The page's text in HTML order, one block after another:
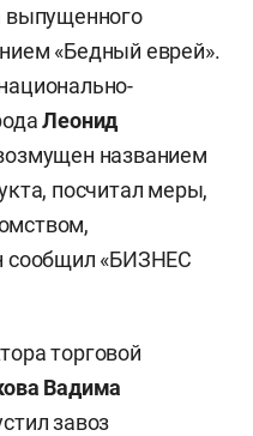
выпущенного
«Бедный еврей».
Леонид
названием
посчитал меры,
сообщил «БИЗНЕС
торговой
Вадима
завоз